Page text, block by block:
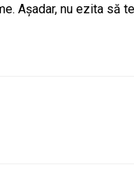
Așadar, nu ezita să